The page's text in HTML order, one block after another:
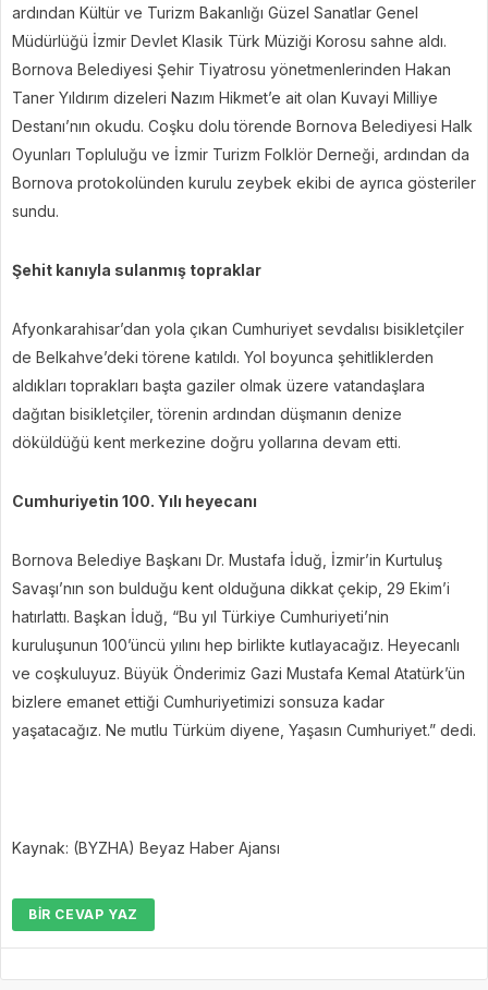
ardından Kültür ve Turizm Bakanlığı Güzel Sanatlar Genel
Müdürlüğü İzmir Devlet Klasik Türk Müziği Korosu sahne aldı.
Bornova Belediyesi Şehir Tiyatrosu yönetmenlerinden Hakan
Taner Yıldırım dizeleri Nazım Hikmet’e ait olan Kuvayi Milliye
Destanı’nın okudu. Coşku dolu törende Bornova Belediyesi Halk
Oyunları Topluluğu ve İzmir Turizm Folklör Derneği, ardından da
Bornova protokolünden kurulu zeybek ekibi de ayrıca gösteriler
sundu.
Şehit kanıyla sulanmış topraklar
Afyonkarahisar’dan yola çıkan Cumhuriyet sevdalısı bisikletçiler
de Belkahve’deki törene katıldı. Yol boyunca şehitliklerden
aldıkları toprakları başta gaziler olmak üzere vatandaşlara
dağıtan bisikletçiler, törenin ardından düşmanın denize
döküldüğü kent merkezine doğru yollarına devam etti.
Cumhuriyetin 100. Yılı heyecanı
Bornova Belediye Başkanı Dr. Mustafa İduğ, İzmir’in Kurtuluş
Savaşı’nın son bulduğu kent olduğuna dikkat çekip, 29 Ekim’i
hatırlattı. Başkan İduğ, “Bu yıl Türkiye Cumhuriyeti’nin
kuruluşunun 100’üncü yılını hep birlikte kutlayacağız. Heyecanlı
ve coşkuluyuz. Büyük Önderimiz Gazi Mustafa Kemal Atatürk’ün
bizlere emanet ettiği Cumhuriyetimizi sonsuza kadar
yaşatacağız. Ne mutlu Türküm diyene, Yaşasın Cumhuriyet.” dedi.
Kaynak: (BYZHA) Beyaz Haber Ajansı
BIR CEVAP YAZ